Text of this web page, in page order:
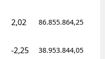
2,02 86.855.864,25
-2,25 38.953.844,05